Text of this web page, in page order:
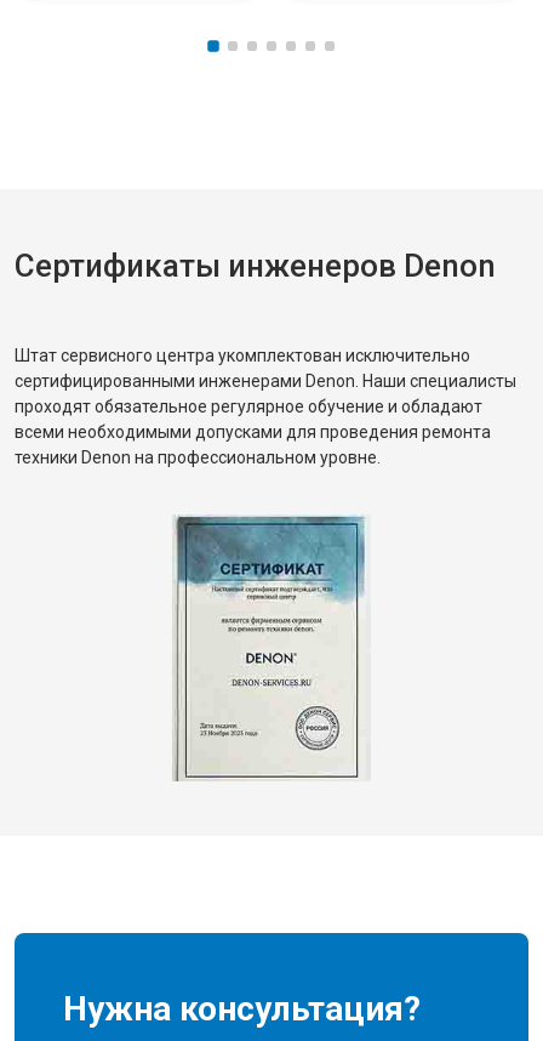
Сертификаты инженеров Denon
Штат сервисного центра укомплектован исключительно
сертифицированными инженерами Denon. Наши специалисты
проходят обязательное регулярное обучение и обладают
всеми необходимыми допусками для проведения ремонта
техники Denon на профессиональном уровне.
Нужна консультация?